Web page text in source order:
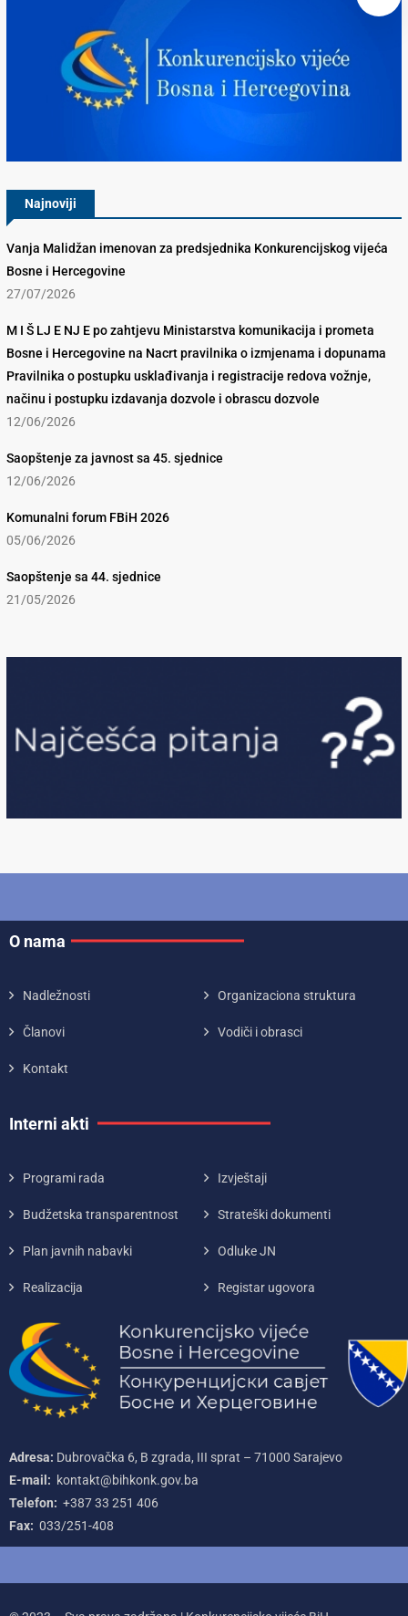
Najnoviji
Vanja Malidžan imenovan za predsjednika Konkurencijskog vijeća
Bosne i Hercegovine
27/07/2026
M I Š LJ E NJ E po zahtjevu Ministarstva komunikacija i prometa
Bosne i Hercegovine na Nacrt pravilnika o izmjenama i dopunama
Pravilnika o postupku usklađivanja i registracije redova vožnje,
načinu i postupku izdavanja dozvole i obrascu dozvole
12/06/2026
Saopštenje za javnost sa 45. sjednice
12/06/2026
Komunalni forum FBiH 2026
05/06/2026
Saopštenje sa 44. sjednice
21/05/2026
O nama
Nadležnosti Organizaciona struktura
Članovi Vodiči i obrasci
Kontakt
Interni akti
Programi rada Izvještaji
Budžetska transparentnost Strateški dokumenti
Plan javnih nabavki Odluke JN
Realizacija Registar ugovora
Adresa: Dubrovačka 6, B zgrada, III sprat – 71000‌ Sarajevo
E-mail: kontakt@bihkonk.gov.ba
Telefon: +387‌ 33‌ 251‌ 406
Fax: 033/251-408